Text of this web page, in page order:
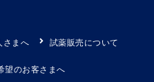
さまへ 試薬販売について
望のお客さまへ